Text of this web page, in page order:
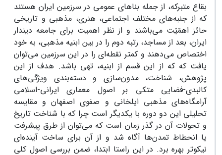
بقاع متبرکه، از جمله بناهای عمومی در سرزمین ایران هستند
که از جنبه‌های مختلف اجتماعی، هنری، مذهبی و تاریخی
حائز اهمّیّت می‌باشند و از نظر اهمیت برای جامعه دیندار
ایران، بعد از مساجد، رتبه دوم را در بین ابنیه مذهبی، به خود
اختصاص می‌دهند و کمتر نقطه‌ای را در این سرزمین می‌توان
یافت که که از این قسم از ابنیه، تهی باشد. هدف از این
پژوهش‌، شناخت، مدون‌سازی و دسته‌بندی ویژگی‌های
کالبدی-فضایی متکی بر اصول معماری ایرانی-اسلامی
آرامگاه‌های مذهبی ایلخانی و صفوی اصفهان و مقایسه
تحلیلی این دو دوره با یکدیگر است چرا که با شناخت تاریخ
و تحولات آن در گذر زمان است که می‌توان از طرق پیشرفت
یا انحطاط تمدن‌ها آگاه شد و از آن برای ساخت آینده‌ای
نیکوتر بهره برد. در این راستا ابتدا، ضمن بررسی اصول کلی